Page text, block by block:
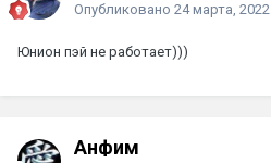
Опубликовано 24 марта, 2022
Юнион пэй не работает)))
Анфим